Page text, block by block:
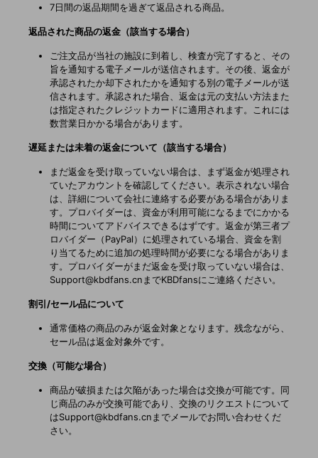
7日間の返品期間を過ぎて返品される商品。
返品された商品の返金（該当する場合）
ご注文品が当社の施設に到着し、検査が完了すると、その
旨を通知する電子メールが送信されます。その後、返金が
承認されたか却下されたかを通知する別の電子メールが送
信されます。承認された場合、返金は元の支払い方法また
は指定されたクレジットカードに適用されます。これには
数営業日かかる場合があります。
遅延または未着の返金について（該当する場合）
まだ返金を受け取っていない場合は、まず返金が処理され
ていたアカウントを確認してください。表示されない場合
は、詳細について会社に連絡する必要がある場合がありま
す。プロバイダーは、資金が利用可能になるまでにかかる
時間についてアドバイスできるはずです。返金が第三者プ
ロバイダー（PayPal）に処理されている場合、資金を割
り当てるために追加の処理時間が必要になる場合がありま
す。プロバイダーがまだ返金を受け取っていない場合は、
Support@kbdfans.cnまでKBDfansにご連絡ください。
割引/セール品について
通常価格の商品のみが返金対象となります。残念ながら、
セール品は返金対象外です。
交換（可能な場合）
商品が破損または欠陥があった場合は交換が可能です。同
じ商品のみが交換可能であり、交換のリクエストについて
はSupport@kbdfans.cnまでメールでお問い合わせくだ
さい。